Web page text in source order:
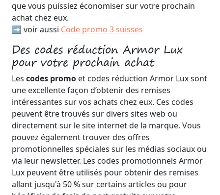
que vous puissiez économiser sur votre prochain
achat chez eux.
➡️ voir aussi Code promo 3 suisses
Des codes réduction Armor Lux
pour votre prochain achat
Les codes promo et codes réduction Armor Lux sont
une excellente façon d’obtenir des remises
intéressantes sur vos achats chez eux. Ces codes
peuvent être trouvés sur divers sites web ou
directement sur le site internet de la marque. Vous
pouvez également trouver des offres
promotionnelles spéciales sur les médias sociaux ou
via leur newsletter. Les codes promotionnels Armor
Lux peuvent être utilisés pour obtenir des remises
allant jusqu'à 50 % sur certains articles ou pour